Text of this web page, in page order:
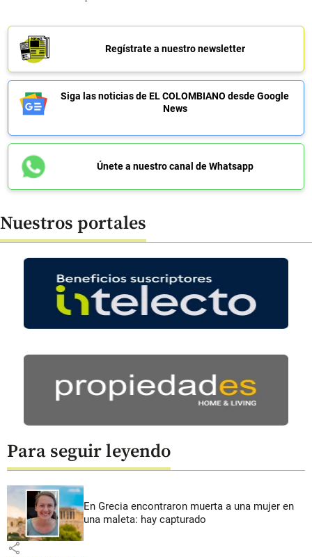
Regístrate a nuestro newsletter
Siga las noticias de EL COLOMBIANO desde Google
News
Únete a nuestro canal de Whatsapp
Nuestros portales
Para seguir leyendo
En Grecia encontraron muerta a una mujer en
una maleta: hay capturado
share